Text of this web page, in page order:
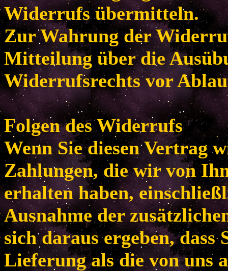
Widerrufs übermitteln.
Zur Wahrung der
Mitteilung über die
Widerrufsrechts vor
Folgen des Widerrufs
Wenn Sie diesen Vertrag
Zahlungen, die wir von
erhalten haben,
Ausnahme der
sich daraus ergeben, dass
Lieferung als die von uns